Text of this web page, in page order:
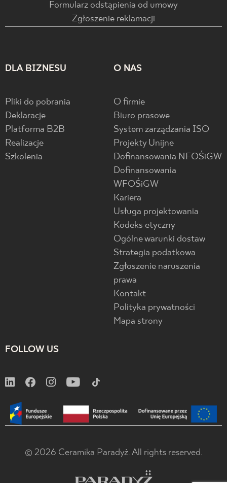
Formularz odstąpienia od umowy
Zgłoszenie reklamacji
DLA BIZNESU
Pliki do pobrania
Deklaracje
Platforma B2B
Realizacje
Szkolenia
O NAS
O firmie
Biuro prasowe
System zarządzania ISO
Projekty Unijne
Dofinansowania NFOŚiGW
Dofinansowania
WFOŚiGW
Kariera
Usługa projektowania
Kodeks etyczny
Ogólne warunki dostaw
Strategia podatkowa
Zgłoszenie naruszenia
prawa
Kontakt
Polityka prywatności
Mapa strony
FOLLOW US
© 2026 Ceramika Paradyż. All rights reserved.